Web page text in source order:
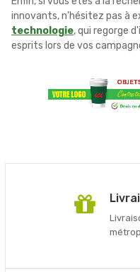
innovants, n'hésitez pas à
technologie, qui regorge
esprits lors de vos